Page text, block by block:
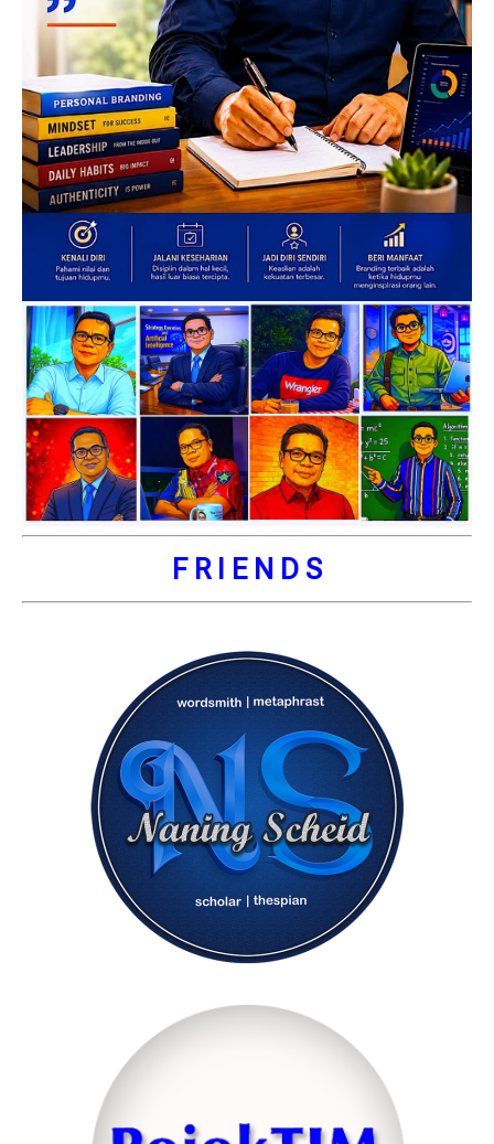
F R I E N D S